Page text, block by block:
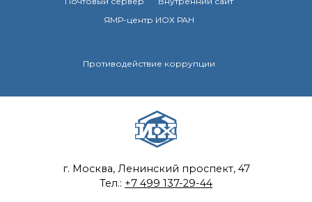
ЯМР-центр ИОХ РАН
Противодействие коррупции
г. Москва, Ленинский проспект, 47
Тел.: +7 499 137-29-44